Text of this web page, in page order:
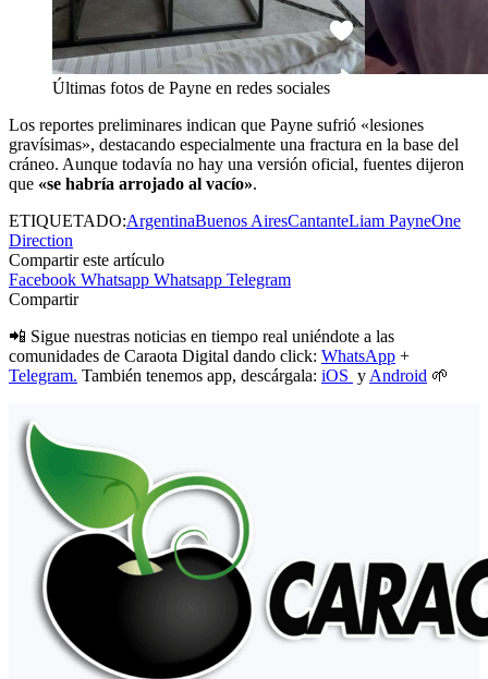
Últimas fotos de Payne en redes sociales
Los reportes preliminares indican que Payne sufrió «lesiones
gravísimas», destacando especialmente una fractura en la base del
cráneo. Aunque todavía no hay una versión oficial, fuentes dijeron
que «se habría arrojado al vacío».
ETIQUETADO:ArgentinaBuenos AiresCantanteLiam PayneOne
Direction
Compartir este artículo
Facebook Whatsapp Whatsapp Telegram
Compartir
📲 Sigue nuestras noticias en tiempo real uniéndote a las
comunidades de Caraota Digital dando click: WhatsApp +
Telegram. También tenemos app, descárgala: iOS y Android 🌱